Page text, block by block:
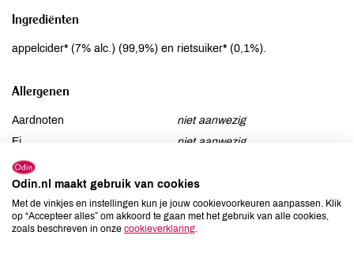
Ingrediënten
appelcider* (7% alc.) (99,9%) en rietsuiker* (0,1%).
Allergenen
Aardnoten
niet aanwezig
Ei
niet aanwezig
Gluten
Lactose
niet aanwezig
Lupine
niet aanwezig
Mosterd
niet aanwezig
Odin.nl maakt gebruik van cookies
Met de vinkjes en instellingen kun je jouw cookievoorkeuren aanpassen. Klik
op “Accepteer alles” om akkoord te gaan met het gebruik van alle cookies,
zoals beschreven in onze cookieverklaring.